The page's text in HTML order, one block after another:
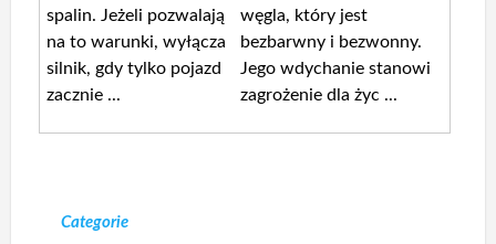
spalin. Jeżeli pozwalają
na to warunki, wyłącza
silnik, gdy tylko pojazd
zacznie ...
węgla, który jest
bezbarwny i bezwonny.
Jego wdychanie stanowi
zagrożenie dla życ ...
Categorie